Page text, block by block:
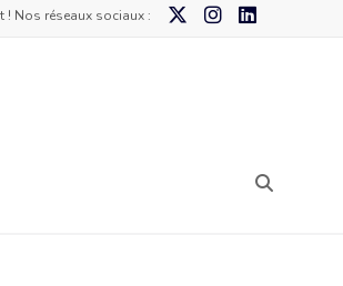
! Nos réseaux sociaux :